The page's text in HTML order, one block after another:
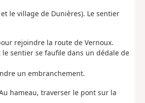
le village de Dunières). Le sentier
rejoindre la route de Vernoux.
sentier se faufile dans un dédale de
un embranchement.
hameau, traverser le pont sur la